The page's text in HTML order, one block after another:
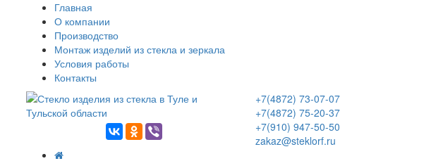
Главная
О компании
Производство
Монтаж изделий из стекла и зеркала
Условия работы
Контакты
+7(4872) 73-07-07
+7(4872) 75-20-37
+7(910) 947-50-50
zakaz@steklorf.ru